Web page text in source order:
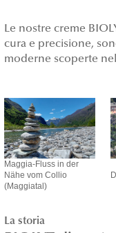
Le nostre creme
cura e precisione,
moderne scoperte
Maggia-Fluss in der
Nähe vom Collio
(Maggiatal)
La storia